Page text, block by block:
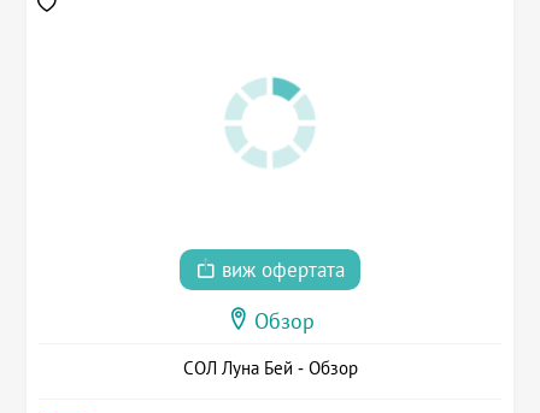
виж офертата
Обзор
СОЛ Луна Бей - Обзор